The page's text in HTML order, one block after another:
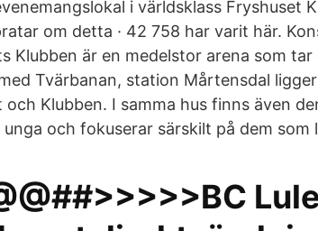
i världsklass Fryshuset
om detta · 42 758 har varit här.
Klubben är en medelstor arena som
Tvärbanan, station Mårtensdal
och Klubben. I samma hus finns även
unga och fokuserar särskilt på dem som